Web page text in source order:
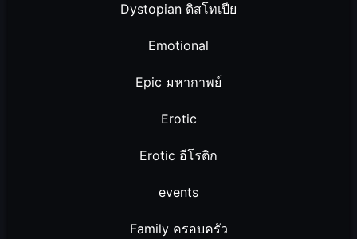
Dystopian ดิสโทเปีย
Emotional
Epic มหากาพย์
Erotic
Erotic อีโรติก
events
Family ครอบครัว